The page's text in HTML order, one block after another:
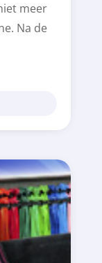
meer
Na de